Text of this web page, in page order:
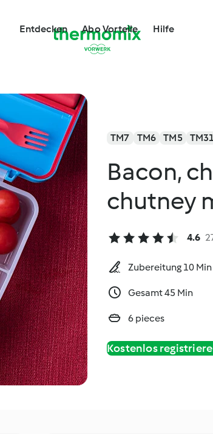
Entdecken Abo Vorteile Hilfe
TM7 TM6 TM5 TM31
Bacon,
chutney
4.6
Zubereitung 10 Min
Gesamt 45 Min
6 pieces
Kostenlos